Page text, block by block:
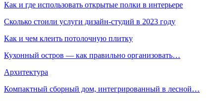
Как и где использовать открытые полки в интерьере
Сколько стоили услуги дизайн-студий в 2023 году
Как и чем клеить потолочную плитку
Кухонный остров — как правильно организовать…
Архитектура
Компактный сборный дом, интегрированный в лесной…